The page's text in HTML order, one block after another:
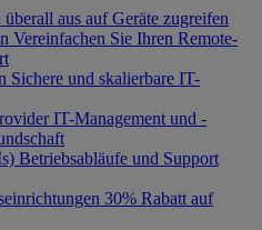
überall aus auf Geräte zugreifen
Vereinfachen Sie Ihren Remote-
Sichere und skalierbare IT-
IT-Management und -
Betriebsabläufe und Support
30% Rabatt auf